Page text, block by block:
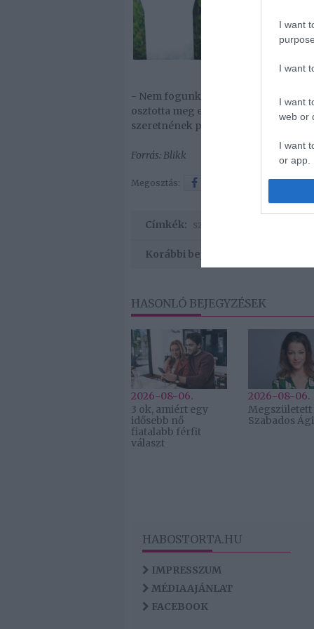
I want
I want
I want
web or
I want
or app.
- Nem fogunk nyilvános, nagy
osztotta meg elképzeléseit Cyrus,
szeretnének párjával.
Forrás: Blikk
Megosztás:
Címkék: szerelem
Korábbi bejegyzések
HASONLÓ BEJEGYZÉSEK
2026-08-06.
3 ok, amiért egy
idősebb nő
fiatalabb férfit
választ
2026-08-06.
Megszületett
Szabados
HABOSTORTA.HU
IMPRESSZUM
MÉDIAAJÁNLAT
FACEBOOK